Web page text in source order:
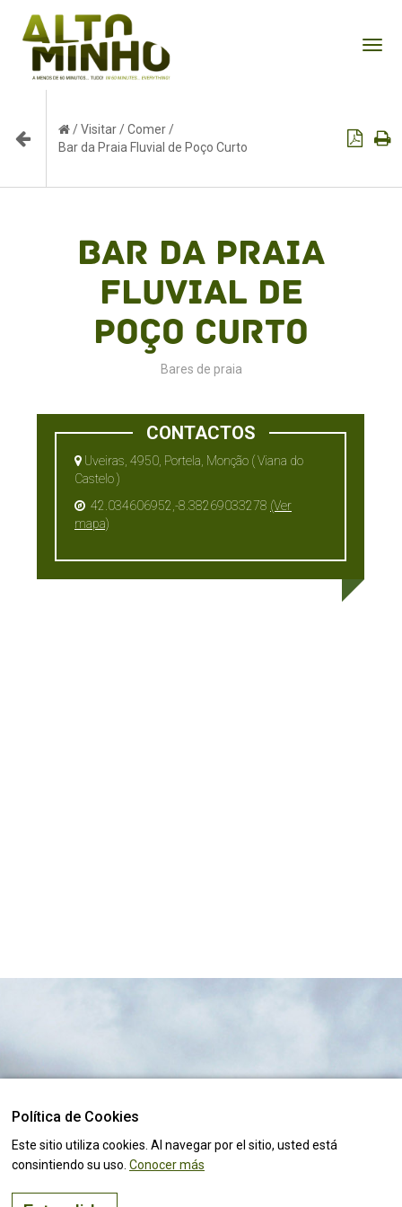
/Visitar/Comer/
Bar da Praia Fluvial de Poço Curto
Bar da Praia
Fluvial de
Poço Curto
Bares de praia
CONTACTOS
Uveiras, 4950, Portela, Monção ( Viana do
Castelo )
42.034606952,-8.38269033278 (Ver
mapa)
Política de Cookies
Este sitio utiliza cookies. Al navegar por el sitio, usted está
consintiendo su uso. Conocer más
El lugar adecuado para
¡Mantente al tanto de todas lasnoticias!